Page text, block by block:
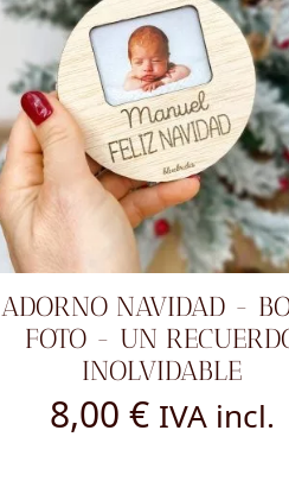
ADORNO NAVIDAD -
FOTO - UN
INOLVIDABLE
8,00 € IVA incl.